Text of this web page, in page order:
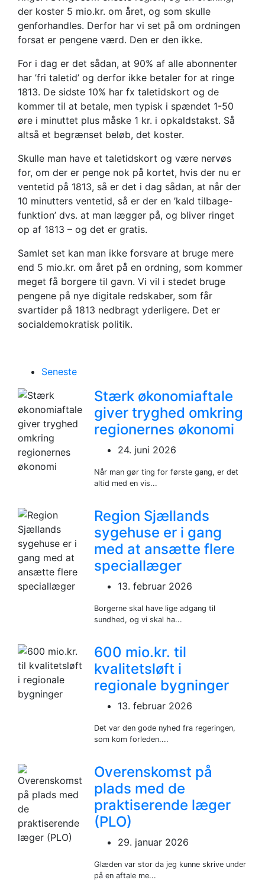
der koster 5 mio.kr. om året, og som skulle
genforhandles. Derfor har vi set på om ordningen
forsat er pengene værd. Den er den ikke.
For i dag er det sådan, at 90% af alle abonnenter
har ’fri taletid’ og derfor ikke betaler for at ringe
1813. De sidste 10% har fx taletidskort og de
kommer til at betale, men typisk i spændet 1-50
øre i minuttet plus måske 1 kr. i opkaldstakst. Så
altså et begrænset beløb, det koster.
Skulle man have et taletidskort og være nervøs
for, om der er penge nok på kortet, hvis der nu er
ventetid på 1813, så er det i dag sådan, at når der
10 minutters ventetid, så er der en ’kald tilbage-
funktion’ dvs. at man lægger på, og bliver ringet
op af 1813 – og det er gratis.
Samlet set kan man ikke forsvare at bruge mere
end 5 mio.kr. om året på en ordning, som kommer
meget få borgere til gavn. Vi vil i stedet bruge
pengene på nye digitale redskaber, som får
svartider på 1813 nedbragt yderligere. Det er
socialdemokratisk politik.
Seneste
Stærk økonomiaftale
giver tryghed omkring
regionernes økonomi
24. juni 2026
Når man gør ting for første gang, er det
altid med en vis...
Region Sjællands
sygehuse er i gang
med at ansætte flere
speciallæger
13. februar 2026
Borgerne skal have lige adgang til
sundhed, og vi skal ha...
600 mio.kr. til
kvalitetsløft i
regionale bygninger
13. februar 2026
Det var den gode nyhed fra regeringen,
som kom forleden....
Overenskomst på
plads med de
praktiserende læger
(PLO)
29. januar 2026
Glæden var stor da jeg kunne skrive under
på en aftale me...